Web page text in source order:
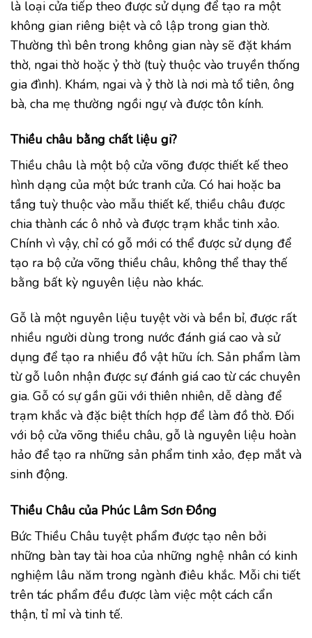
là loại cửa tiếp theo được sử dụng để tạo ra một
không gian riêng biệt và cô lập trong gian thờ.
Thường thì bên trong không gian này sẽ đặt khám
thờ, ngai thờ hoặc ỷ thờ (tuỳ thuộc vào truyền thống
gia đình). Khám, ngai và ỷ thờ là nơi mà tổ tiên, ông
bà, cha mẹ thường ngồi ngự và được tôn kính.
Thiều châu bằng chất liệu gi?
Thiều châu là một bộ cửa võng được thiết kế theo
hình dạng của một bức tranh cửa. Có hai hoặc ba
tầng tuỳ thuộc vào mẫu thiết kế, thiều châu được
chia thành các ô nhỏ và được trạm khắc tinh xảo.
Chính vì vậy, chỉ có gỗ mới có thể được sử dụng để
tạo ra bộ cửa võng thiều châu, không thể thay thế
bằng bất kỳ nguyên liệu nào khác.
Gỗ là một nguyên liệu tuyệt vời và bền bỉ, được rất
nhiều người dùng trong nước đánh giá cao và sử
dụng để tạo ra nhiều đồ vật hữu ích. Sản phẩm làm
từ gỗ luôn nhận được sự đánh giá cao từ các chuyên
gia. Gỗ có sự gần gũi với thiên nhiên, dễ dàng để
trạm khắc và đặc biệt thích hợp để làm đồ thờ. Đối
với bộ cửa võng thiều châu, gỗ là nguyên liệu hoàn
hảo để tạo ra những sản phẩm tinh xảo, đẹp mắt và
sinh động.
Thiều Châu của Phúc Lâm Sơn Đồng
Bức Thiều Châu tuyệt phẩm được tạo nên bởi
những bàn tay tài hoa của những nghệ nhân có kinh
nghiệm lâu năm trong ngành điêu khắc. Mỗi chi tiết
trên tác phẩm đều được làm việc một cách cẩn
thận, tỉ mỉ và tinh tế.